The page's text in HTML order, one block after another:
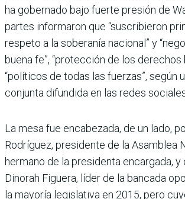
ha gobernado bajo fuerte presión de
partes informaron que “suscribieron
respeto a la soberanía nacional” y
buena fe”, “protección de los derechos
“políticos de todas las fuerzas”, según
conjunta difundida en las redes
La mesa fue encabezada, de un lado,
Rodríguez, presidente de la Asamblea
hermano de la presidenta encargada, y
Dinorah Figuera, líder de la bancada
la mayoría legislativa en 2015, pero